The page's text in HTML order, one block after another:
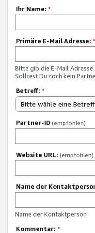
Ihr Name: *
Primäre E-Mail Adresse: *
Bitte gib die E-Mail
Solltest Du noch kein
Betreff: *
Bitte wähle eine
Partner-ID (empfohlen)
Website URL: (empfohlen)
Name der
Name der Kontaktperson
Kommentar: *